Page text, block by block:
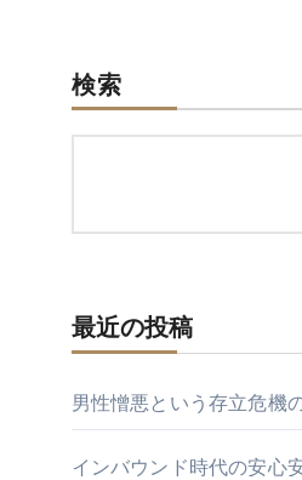
検索
最近の投稿
男性憎悪という存立危機
インバウンド時代の安心